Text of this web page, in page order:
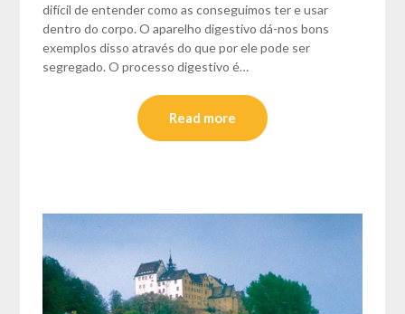
difícil de entender como as conseguimos ter e usar
dentro do corpo. O aparelho digestivo dá-nos bons
exemplos disso através do que por ele pode ser
segregado. O processo digestivo é…
Read more